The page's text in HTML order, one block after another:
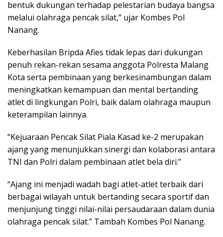
bentuk dukungan terhadap pelestarian budaya bangsa
melalui olahraga pencak silat,” ujar Kombes Pol
Nanang.
Keberhasilan Bripda Afies tidak lepas dari dukungan
penuh rekan-rekan sesama anggota Polresta Malang
Kota serta pembinaan yang berkesinambungan dalam
meningkatkan kemampuan dan mental bertanding
atlet di lingkungan Polri, baik dalam olahraga maupun
keterampilan lainnya.
“Kejuaraan Pencak Silat Piala Kasad ke-2 merupakan
ajang yang menunjukkan sinergi dan kolaborasi antara
TNI dan Polri dalam pembinaan atlet bela diri.”
“Ajang ini menjadi wadah bagi atlet-atlet terbaik dari
berbagai wilayah untuk bertanding secara sportif dan
menjunjung tinggi nilai-nilai persaudaraan dalam dunia
olahraga pencak silat.” Tambah Kombes Pol Nanang.